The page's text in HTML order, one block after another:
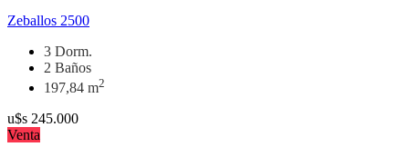
Zeballos 2500
3 Dorm.
2 Baños
197,84 m2
u$s 245.000
Venta